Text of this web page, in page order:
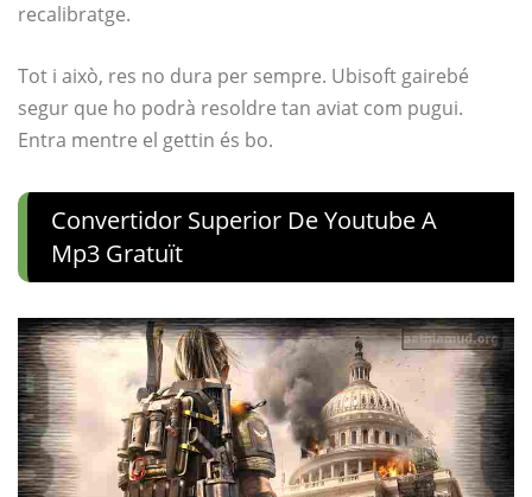
recalibratge.
Tot i això, res no dura per sempre. Ubisoft gairebé
segur que ho podrà resoldre tan aviat com pugui.
Entra mentre el gettin és bo.
Convertidor Superior De Youtube A
Mp3 Gratuït